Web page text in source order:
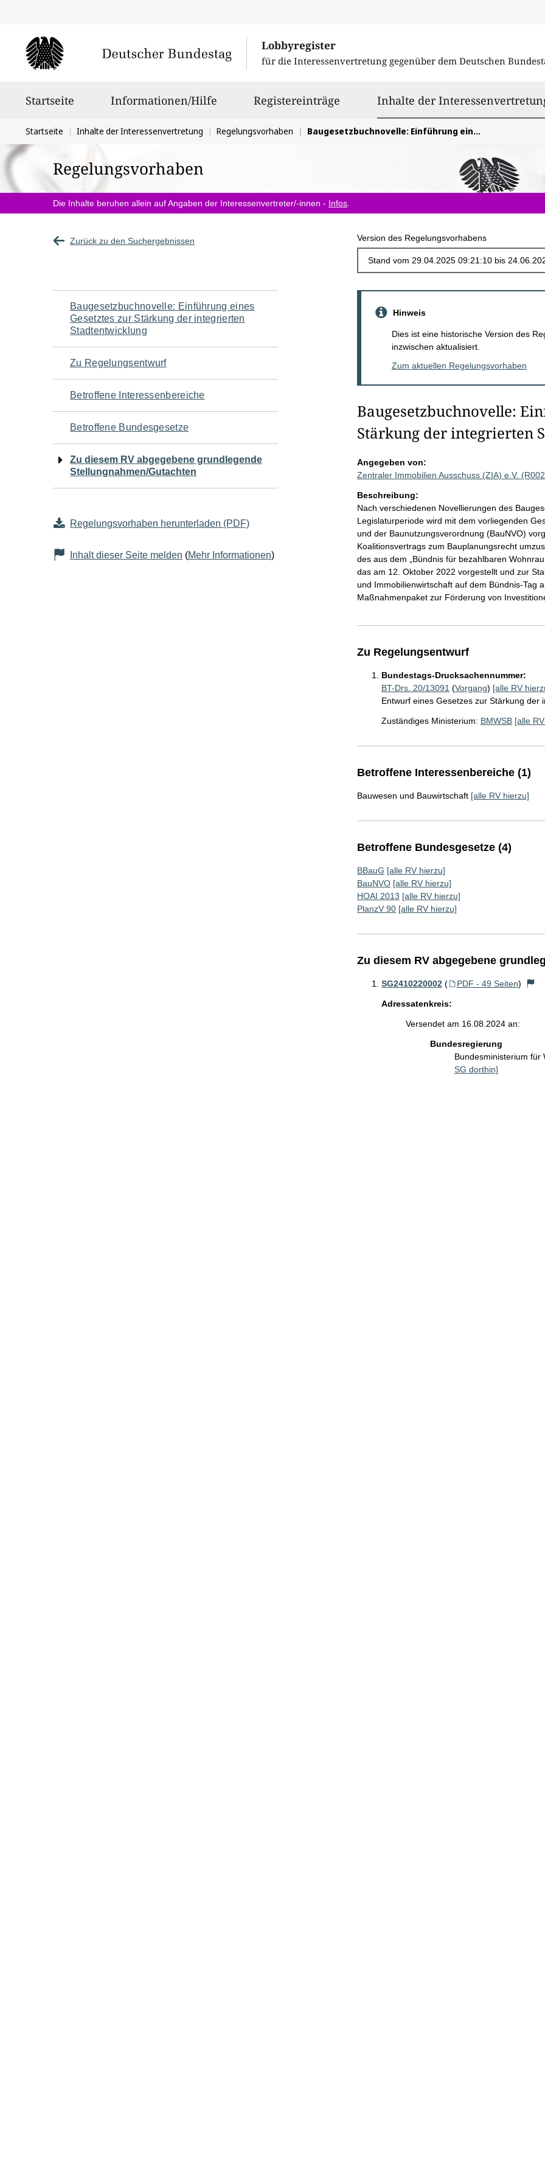
Lobbyregister
für die Interessenvertretung gegenüber dem Deutschen
Startseite Informationen/Hilfe Registereinträge Inhalte der
Sie
befinden
sich
hier:
Startseite Inhalte der Interessenvertretung Regelungsvorhaben Baugesetzbuchnovelle: Einführung eines Gesetztes zur Stärkung der integrierten Stadtentwicklung
Regelungsvorhaben
Die Inhalte beruhen allein auf Angaben der Interessenvertreter/-innen - Infos
Zurück zu den Suchergebnissen Version des Regelungsvorhabens
Navigation
für
den
Seiteninhalt
Baugesetzbuchnovelle: Einführung eines
Gesetztes zur Stärkung der integrierten
Stadtentwicklung
Zu Regelungsentwurf
Betroffene Interessenbereiche
Betroffene Bundesgesetze
Zu diesem RV abgegebene grundlegende
Stellungnahmen/Gutachten
Regelungsvorhaben herunterladen (PDF)
Inhalt dieser Seite melden (Mehr Informationen)
Hinweis
Dies ist eine historische Version des
inzwischen aktualisiert.
Zum aktuellen Regelungsvorhaben
Baugesetzbuchnovelle:
Stärkung der integrierten
Angegeben von:
Zentraler Immobilien Ausschuss (ZIA) e.V.
Beschreibung:
Nach verschiedenen Novellierungen des
Legislaturperiode wird mit dem vorliegenden
und der Baunutzungsverordnung (BauNVO)
Koalitionsvertrags zum Bauplanungsrecht
des aus dem „Bündnis für bezahlbaren
das am 12. Oktober 2022 vorgestellt und zur
und Immobilienwirtschaft auf dem Bündnis-Tag
Maßnahmenpaket zur Förderung von
Zu Regelungsentwurf
Bundestags-Drucksachennummer:
BT-Drs. 20/13091 (Vorgang) [alle RV
Entwurf eines Gesetzes zur Stärkung der
Zuständiges Ministerium: BMWSB [alle
Betroffene Interessenbereiche (1)
Bauwesen und Bauwirtschaft [alle RV hierzu]
Betroffene Bundesgesetze (4)
BBauG [alle RV hierzu]
BauNVO [alle RV hierzu]
HOAI 2013 [alle RV hierzu]
PlanzV 90 [alle RV hierzu]
Zu diesem RV abgegebene
SG2410220002 ( PDF - 49 Seiten)
Adressatenkreis:
Versendet am 16.08.2024 an:
Bundesregierung
Bundesministerium für
SG dorthin]